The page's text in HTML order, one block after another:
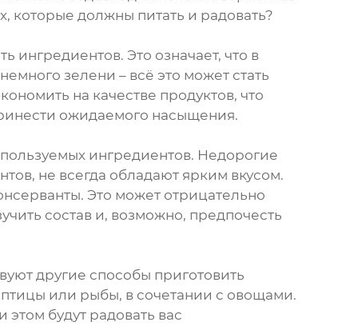
которые должны питать и радовать?
ингредиентов. Это означает, что в
зелени – всё это может стать
на качестве продуктов, что
ожидаемого насыщения.
ингредиентов. Недорогие
не всегда обладают ярким вкусом.
Это может отрицательно
состав и, возможно, предпочесть
другие способы приготовить
или рыбы, в сочетании с овощами.
будут радовать вас